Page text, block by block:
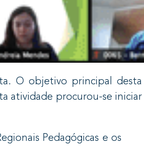
O objetivo principal desta
atividade procurou-se iniciar
Pedagógicas e os